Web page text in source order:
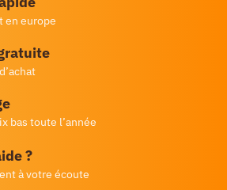
en europe
bas toute l’année
?
à votre écoute